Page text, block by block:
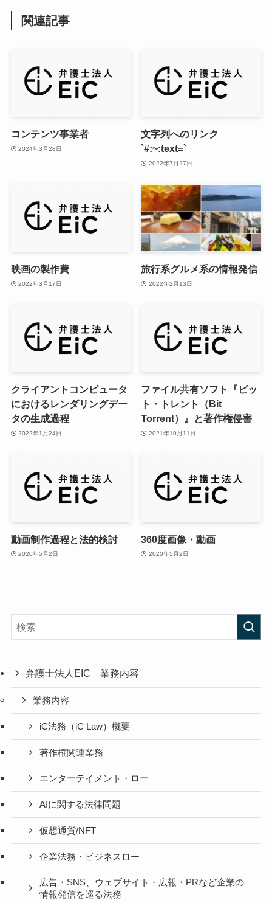
関連記事
コンテンツ事業者
2024年3月28日
文字列へのリンク
`#:~:text=`
2022年7月27日
映画の製作費
2022年3月17日
旅行系グルメ系の情報発信
2022年2月13日
クライアントコンピュータ
におけるレンダリングデー
タの生成過程
2022年1月24日
ファイル共有ソフト『ビッ
ト・トレント（Bit
Torrent）』と著作権侵害
2021年10月11日
動画制作過程と法的検討
2020年5月2日
360度画像・動画
2020年5月2日
弁護士法人EIC 業務内容
業務内容
iC法務（iC Law）概要
著作権関連業務
エンターテイメント・ロー
AIに関する法律問題
仮想通貨/NFT
企業法務・ビジネスロー
広告・SNS、ウェブサイト・広報・PRなど企業の
情報発信を巡る法務